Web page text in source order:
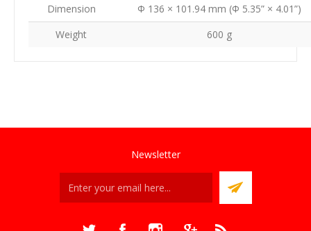
Dimension
Φ 136 × 101.94 mm (Φ 5.35” × 4.01”)
Weight
600 g
Newsletter